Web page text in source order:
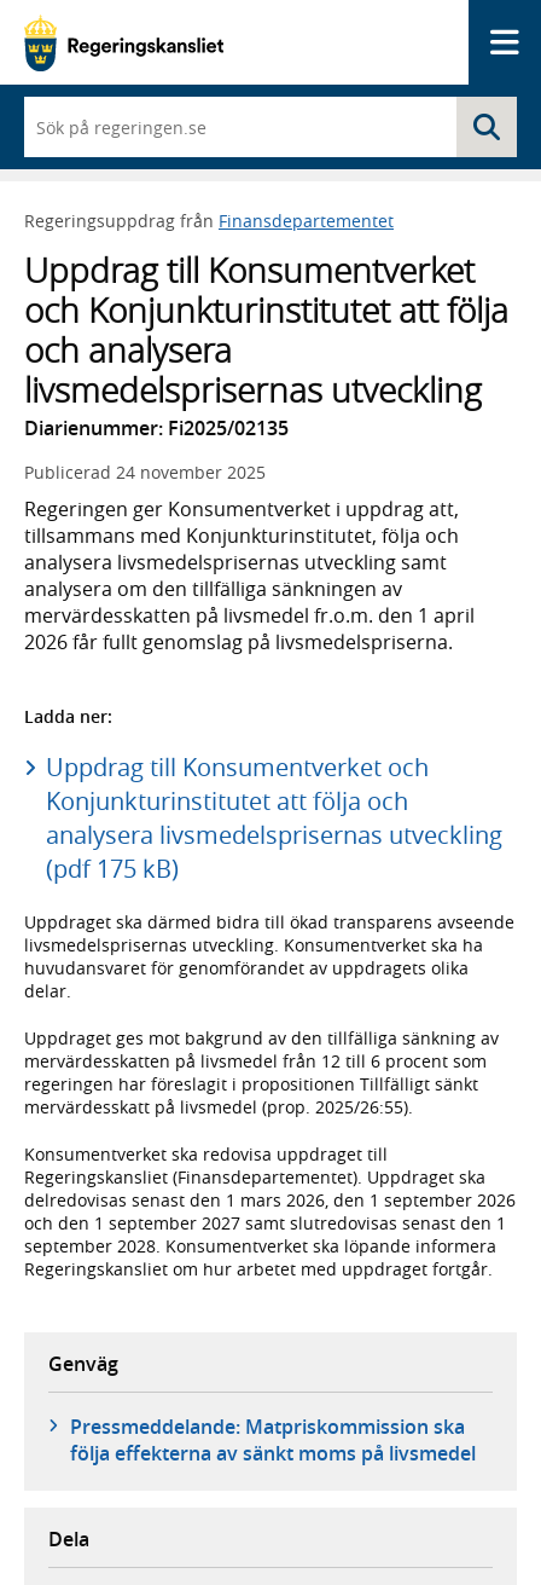
du
börjar
skriva
framträder
lista
med
sökförslag
Regeringsuppdrag från Finansdepartementet
Uppdrag till Konsumentverket
och Konjunkturinstitutet att följa
och analysera
livsmedelsprisernas utveckling
Diarienummer: Fi2025/02135
Publicerad 24 november 2025
Regeringen ger Konsumentverket i uppdrag att,
tillsammans med Konjunkturinstitutet, följa och
analysera livsmedelsprisernas utveckling samt
analysera om den tillfälliga sänkningen av
mervärdesskatten på livsmedel fr.o.m. den 1 april
2026 får fullt genomslag på livsmedelspriserna.
Ladda ner:
Uppdrag till Konsumentverket och
Konjunkturinstitutet att följa och
analysera livsmedelsprisernas utveckling
(pdf 175 kB)
Uppdraget ska därmed bidra till ökad transparens avseende
livsmedelsprisernas utveckling. Konsumentverket ska ha
huvudansvaret för genomförandet av uppdragets olika
delar.
Uppdraget ges mot bakgrund av den tillfälliga sänkning av
mervärdesskatten på livsmedel från 12 till 6 procent som
regeringen har föreslagit i propositionen Tillfälligt sänkt
mervärdesskatt på livsmedel (prop. 2025/26:55).
Konsumentverket ska redovisa uppdraget till
Regeringskansliet (Finansdepartementet). Uppdraget ska
delredovisas senast den 1 mars 2026, den 1 september 2026
och den 1 september 2027 samt slutredovisas senast den 1
september 2028. Konsumentverket ska löpande informera
Regeringskansliet om hur arbetet med uppdraget fortgår.
Genväg
Pressmeddelande: Matpriskommission ska
följa effekterna av sänkt moms på livsmedel
Dela